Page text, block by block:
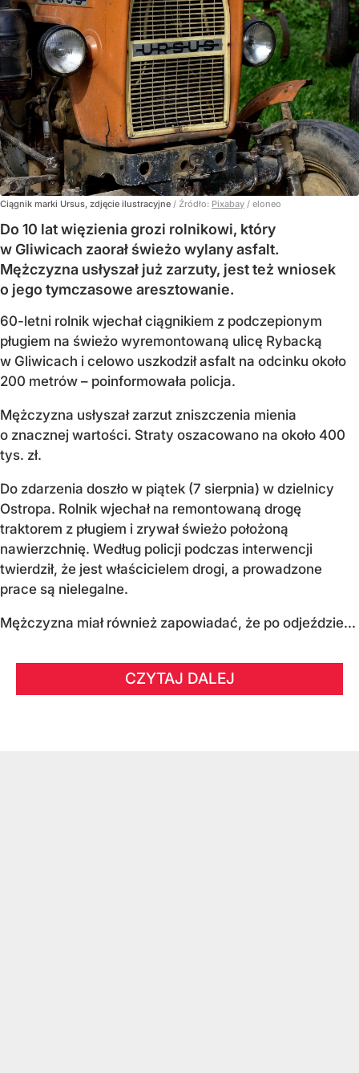
Ciągnik marki Ursus, zdjęcie ilustracyjne / Źródło: Pixabay / eloneo
Do 10 lat więzienia grozi rolnikowi, który
w Gliwicach zaorał świeżo wylany asfalt.
Mężczyzna usłyszał już zarzuty, jest też wniosek
o jego tymczasowe aresztowanie.
60-letni rolnik wjechał ciągnikiem z podczepionym
pługiem na świeżo wyremontowaną ulicę Rybacką
w Gliwicach i celowo uszkodził asfalt na odcinku około
200 metrów – poinformowała policja.
Mężczyzna usłyszał zarzut zniszczenia mienia
o znacznej wartości. Straty oszacowano na około 400
tys. zł.
Do zdarzenia doszło w piątek (7 sierpnia) w dzielnicy
Ostropa. Rolnik wjechał na remontowaną drogę
traktorem z pługiem i zrywał świeżo położoną
nawierzchnię. Według policji podczas interwencji
twierdził, że jest właścicielem drogi, a prowadzone
prace są nielegalne.
Mężczyzna miał również zapowiadać, że po odjeździe...
CZYTAJ DALEJ